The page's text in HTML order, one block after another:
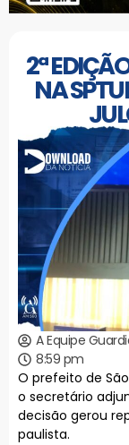
2ª
NA
A Equipe
8:59 pm
O prefeito de
o secretário
decisão gerou
paulista.